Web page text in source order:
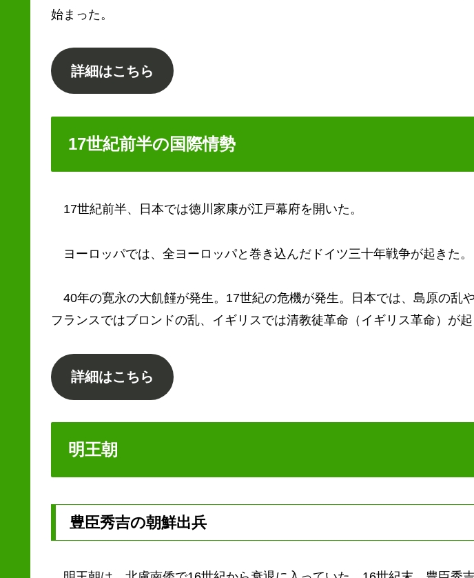
始まった。
詳細はこちら
17世紀前半の国際情勢
17世紀前半、日本では徳川家康が江戸幕府を開いた。
ヨーロッパでは、全ヨーロッパと巻き込んだドイツ三十年戦争が起きた。
40年の寛永の大飢饉が発生。17世紀の危機が発生。日本では、島原の乱や
フランスではブロンドの乱、イギリスでは清教徒革命（イギリス革命）が起
詳細はこちら
明王朝
豊臣秀吉の朝鮮出兵